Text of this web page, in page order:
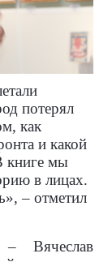
потерял
как
и какой
книге мы
в лицах.
– отметил
Вячеслав